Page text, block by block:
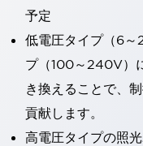
予定
低電圧タイプ（6～
プ（100～240V）
き換えることで、
貢献します。
高電圧タイプの照